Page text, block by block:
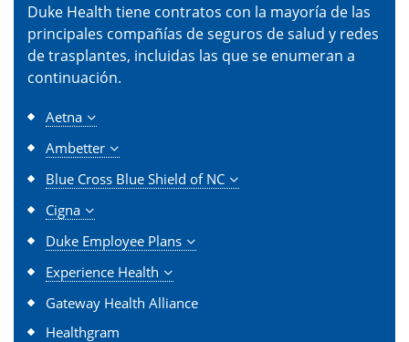
Duke Health tiene contratos con la mayoría de las
principales compañías de seguros de salud y redes
de trasplantes, incluidas las que se enumeran a
continuación.
Aetna
Ambetter
Blue Cross Blue Shield of NC
Cigna
Duke Employee Plans
Experience Health
Gateway Health Alliance
Healthgram